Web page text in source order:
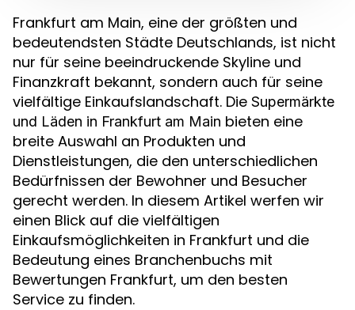
Frankfurt am Main, eine der größten und
bedeutendsten Städte Deutschlands, ist nicht
nur für seine beeindruckende Skyline und
Finanzkraft bekannt, sondern auch für seine
vielfältige Einkaufslandschaft. Die Supermärkte
und Läden in Frankfurt am Main bieten eine
breite Auswahl an Produkten und
Dienstleistungen, die den unterschiedlichen
Bedürfnissen der Bewohner und Besucher
gerecht werden. In diesem Artikel werfen wir
einen Blick auf die vielfältigen
Einkaufsmöglichkeiten in Frankfurt und die
Bedeutung eines Branchenbuchs mit
Bewertungen Frankfurt, um den besten
Service zu finden.